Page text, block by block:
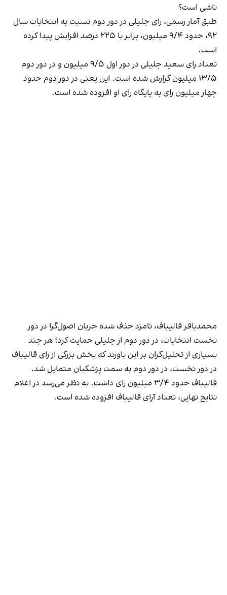
ناشی است؟
طبق آمار رسمی، رای جلیلی در دور دوم نسبت به انتخابات سال
۹۲، حدود ۹/۴ میلیون، برابر با ۲۲۵ درصد افزایش پیدا کرده
است.
تعداد رای سعید جلیلی در دور اول ۹/۵ میلیون و در دور دوم
۱۳/۵ میلیون گزارش شده است. این یعنی در دور دوم حدود
چهار میلیون رای به پایگاه رای او افزوده شده است.
محمدباقر قالیباف، نامزد حذف شده جریان اصول‌گرا در دور
نخست انتخابات، در دور دوم از جلیلی حمایت کرد؛ هر چند
بسیاری از تحلیل‌گران بر این باورند که بخش بزرگی از رای قالیباف
در دور نخست، در دور دوم به سمت پزشکیان متمایل شد.
قالیباف حدود ۳/۴ میلیون رای داشت. به نظر می‌رسد در اعلام
نتایج نهایی، تعداد آرای قالیباف افزوده شده است.